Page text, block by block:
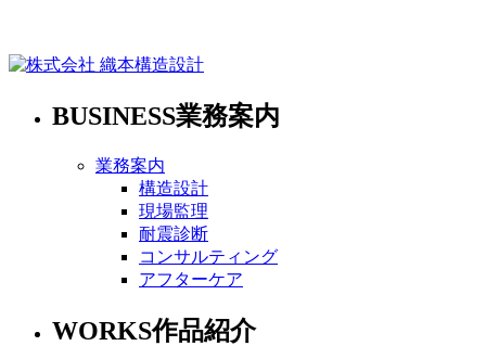
BUSINESS業務案内
業務案内
構造設計
現場監理
耐震診断
コンサルティング
アフターケア
WORKS作品紹介